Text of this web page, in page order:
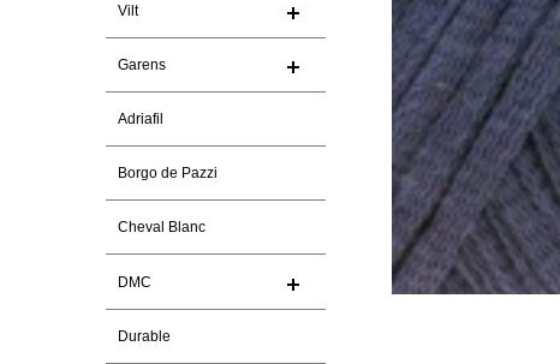
Vilt
Garens
Adriafil
Borgo de Pazzi
Cheval Blanc
DMC
Durable